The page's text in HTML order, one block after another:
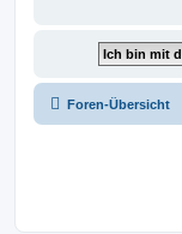
Foren-Übersicht